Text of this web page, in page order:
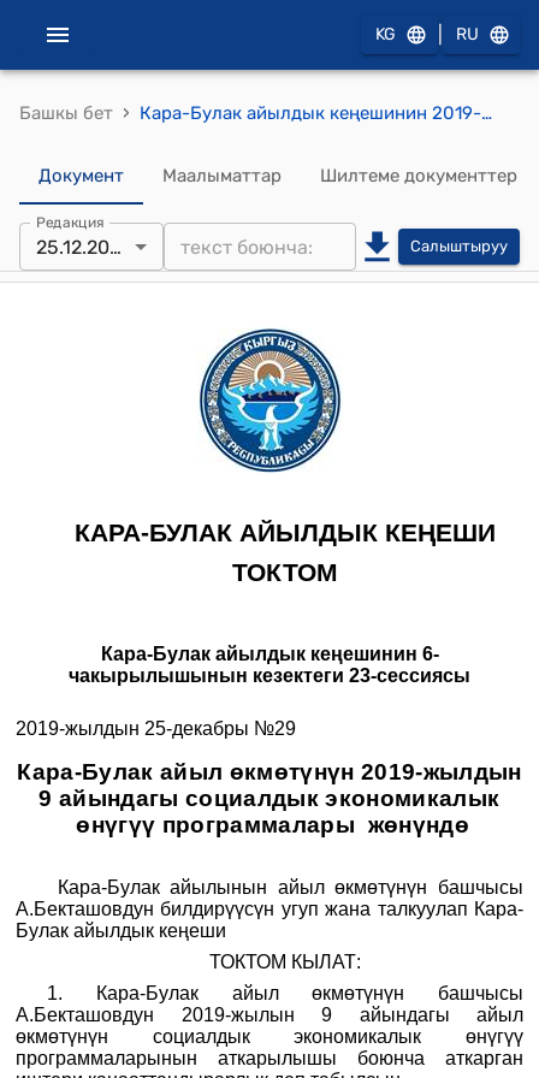
KG RU
Башкы бет › Кара-Булак айылдык кеңешинин 2019-жылдын 25-декабрындагы №29"Кара-Булак айыл өкмөтүнүн 2019-жылдын 9 айындагы социалдык экономикалык өнүгүү программалары жөнүндө"токтому
Документ Маалыматтар Шилтеме документтер
Редакция
25.12.2019 Салыштыруу